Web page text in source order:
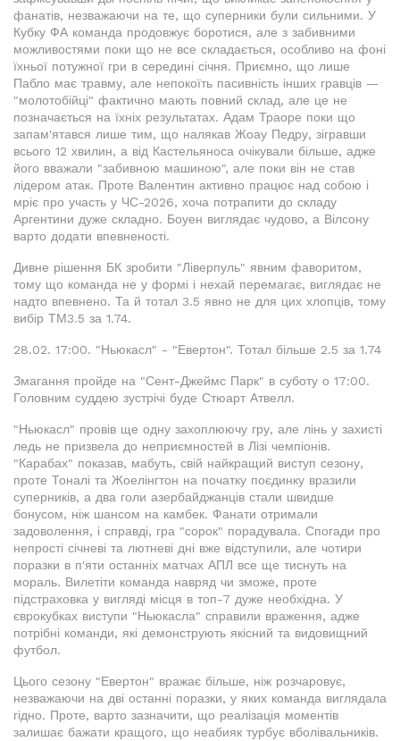
фанатів, незважаючи на те, що суперники були сильними. У
Кубку ФА команда продовжує боротися, але з забивними
можливостями поки що не все складається, особливо на фоні
їхньої потужної гри в середині січня. Приємно, що лише
Пабло має травму, але непокоїть пасивність інших гравців —
"молотобійці" фактично мають повний склад, але це не
позначається на їхніх результатах. Адам Траоре поки що
запам'ятався лише тим, що налякав Жоау Педру, зігравши
всього 12 хвилин, а від Кастельяноса очікували більше, адже
його вважали "забивною машиною", але поки він не став
лідером атак. Проте Валентин активно працює над собою і
мріє про участь у ЧС-2026, хоча потрапити до складу
Аргентини дуже складно. Боуен виглядає чудово, а Вілсону
варто додати впевненості.
Дивне рішення БК зробити "Ліверпуль" явним фаворитом,
тому що команда не у формі і нехай перемагає, виглядає не
надто впевнено. Та й тотал 3.5 явно не для цих хлопців, тому
вибір ТМ3.5 за 1.74.
28.02. 17:00. "Ньюкасл" - "Евертон". Тотал більше 2.5 за 1.74
Змагання пройде на "Сент-Джеймс Парк" в суботу о 17:00.
Головним суддею зустрічі буде Стюарт Атвелл.
"Ньюкасл" провів ще одну захоплюючу гру, але лінь у захисті
ледь не призвела до неприємностей в Лізі чемпіонів.
"Карабах" показав, мабуть, свій найкращий виступ сезону,
проте Тоналі та Жоелінгтон на початку поєдинку вразили
суперників, а два голи азербайджанців стали швидше
бонусом, ніж шансом на камбек. Фанати отримали
задоволення, і справді, гра "сорок" порадувала. Спогади про
непрості січневі та лютневі дні вже відступили, але чотири
поразки в п'яти останніх матчах АПЛ все ще тиснуть на
мораль. Вилетіти команда навряд чи зможе, проте
підстраховка у вигляді місця в топ-7 дуже необхідна. У
єврокубках виступи "Ньюкасла" справили враження, адже
потрібні команди, які демонструють якісний та видовищний
футбол.
Цього сезону "Евертон" вражає більше, ніж розчаровує,
незважаючи на дві останні поразки, у яких команда виглядала
гідно. Проте, варто зазначити, що реалізація моментів
залишає бажати кращого, що неабияк турбує вболівальників.